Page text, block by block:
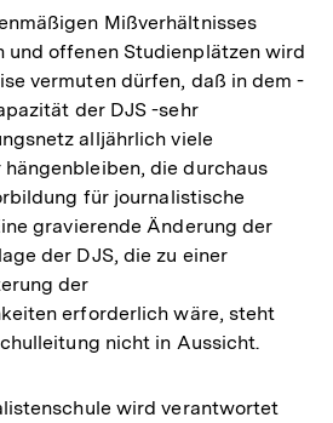
Mißverhältnisses
und offenen Studienplätzen wird
vermuten dürfen, daß in dem -
der DJS -sehr
alljährlich viele
die durchaus
für journalistische
gravierende Änderung der
der DJS, die zu einer
der
erforderlich wäre, steht
nicht in Aussicht.
wird verantwortet